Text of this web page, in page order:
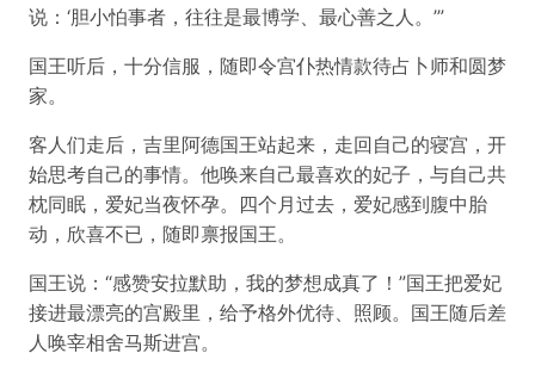
说：‘胆小怕事者，往往是最博学、最心善之人。’”
国王听后，十分信服，随即令宫仆热情款待占卜师和圆梦
家。
客人们走后，吉里阿德国王站起来，走回自己的寝宫，开
始思考自己的事情。他唤来自己最喜欢的妃子，与自己共
枕同眠，爱妃当夜怀孕。四个月过去，爱妃感到腹中胎
动，欣喜不已，随即禀报国王。
国王说：“感赞安拉默助，我的梦想成真了！”国王把爱妃
接进最漂亮的宫殿里，给予格外优待、照顾。国王随后差
人唤宰相舍马斯进宫。